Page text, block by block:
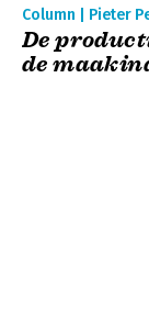
Column | Pieter
De
de